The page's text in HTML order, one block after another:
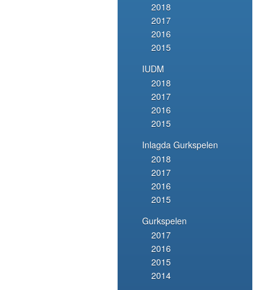
2018
2017
2016
2015
IUDM
2018
2017
2016
2015
Inlagda Gurkspelen
2018
2017
2016
2015
Gurkspelen
2017
2016
2015
2014